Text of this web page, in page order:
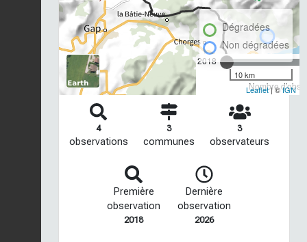
2018
Nombre
Dégradées
Non dégradées
10 km
Leaflet| ©IGN
4
observations
3
communes
3
observateurs
Première
observation
2018
Dernière
observation
2026